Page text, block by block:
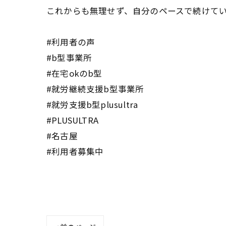
これからも無理せず、自分のペースで続けて
#利用者の声
#b型事業所
#在宅okのb型
#就労継続支援b型事業所
#就労支援b型plusultra
#PLUSULTRA
#名古屋
#利用者募集中